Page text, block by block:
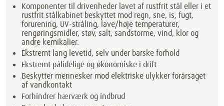
Komponenter til drivenheder lavet af rustfrit stål eller i et
rustfrit stålkabinet beskyttet mod regn, sne, is, fugt,
forurening, UV-stråling, lave/høje temperaturer,
rengøringsmidler, støv, salt, sandstorme, vind, klor og
andre kemikalier.
Ekstremt lang levetid, selv under barske forhold
Ekstremt pålidelige og økonomiske i drift
Beskytter mennesker mod elektriske ulykker forårsaget
af vandkontakt
Forhindrer hærværk og indbrud